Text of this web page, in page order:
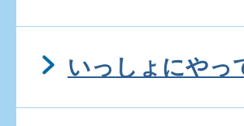
いっしょにやっ